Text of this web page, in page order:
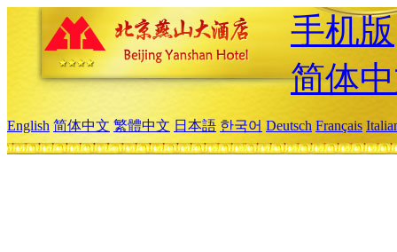
手机版
简体
English 简体中文 繁體中文 日本語 한국어 Deutsch Français